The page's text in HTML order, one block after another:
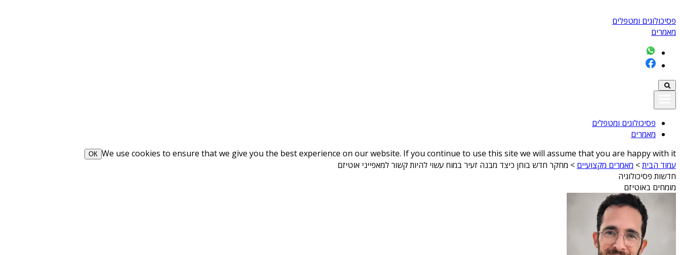
פסיכולוגים ומטפלים
מאמרים
פסיכולוגים ומטפלים
מאמרים
We use cookies to ensure that we give you the best experience on our website. If you continue to use this site we will assume that you are happy with it
ОК
עמוד הבית> מאמרים מקצועיים > מחקר חדש בוחן כיצד מבנה זעיר במוח עשוי להיות קשור למאפייני אוטיזם
חדשות פסיכולוגיה
מומחים באוטיזם